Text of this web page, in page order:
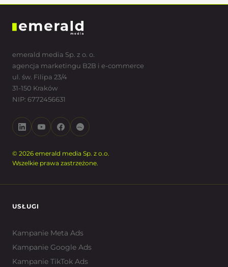
emerald media Sp. z o. o.
agencja marketingu B2B i e-commerce
ul. św. Filipa 23/4
31-150 Kraków
NIP: 6772456631
© 2026 emerald media Sp. z o.o.
Wszelkie prawa zastrzeżone.
USŁUGI
Kampanie Meta Ads
Kampanie Google Ads
Kampanie TikTok Ads